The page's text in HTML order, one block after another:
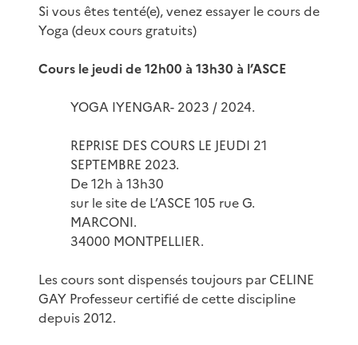
Si vous êtes tenté(e), venez essayer le cours de
Yoga (deux cours gratuits)
Cours le jeudi de 12h00 à 13h30 à l’ASCE
YOGA IYENGAR- 2023 / 2024.
REPRISE DES COURS LE JEUDI 21
SEPTEMBRE 2023.
De 12h à 13h30
sur le site de L’ASCE 105 rue G.
MARCONI.
34000 MONTPELLIER.
Les cours sont dispensés toujours par CELINE
GAY Professeur certifié de cette discipline
depuis 2012.